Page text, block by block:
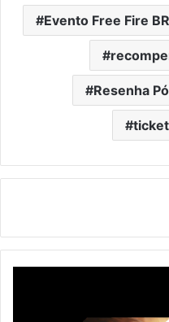
Evento Free Fire BR
Resenha